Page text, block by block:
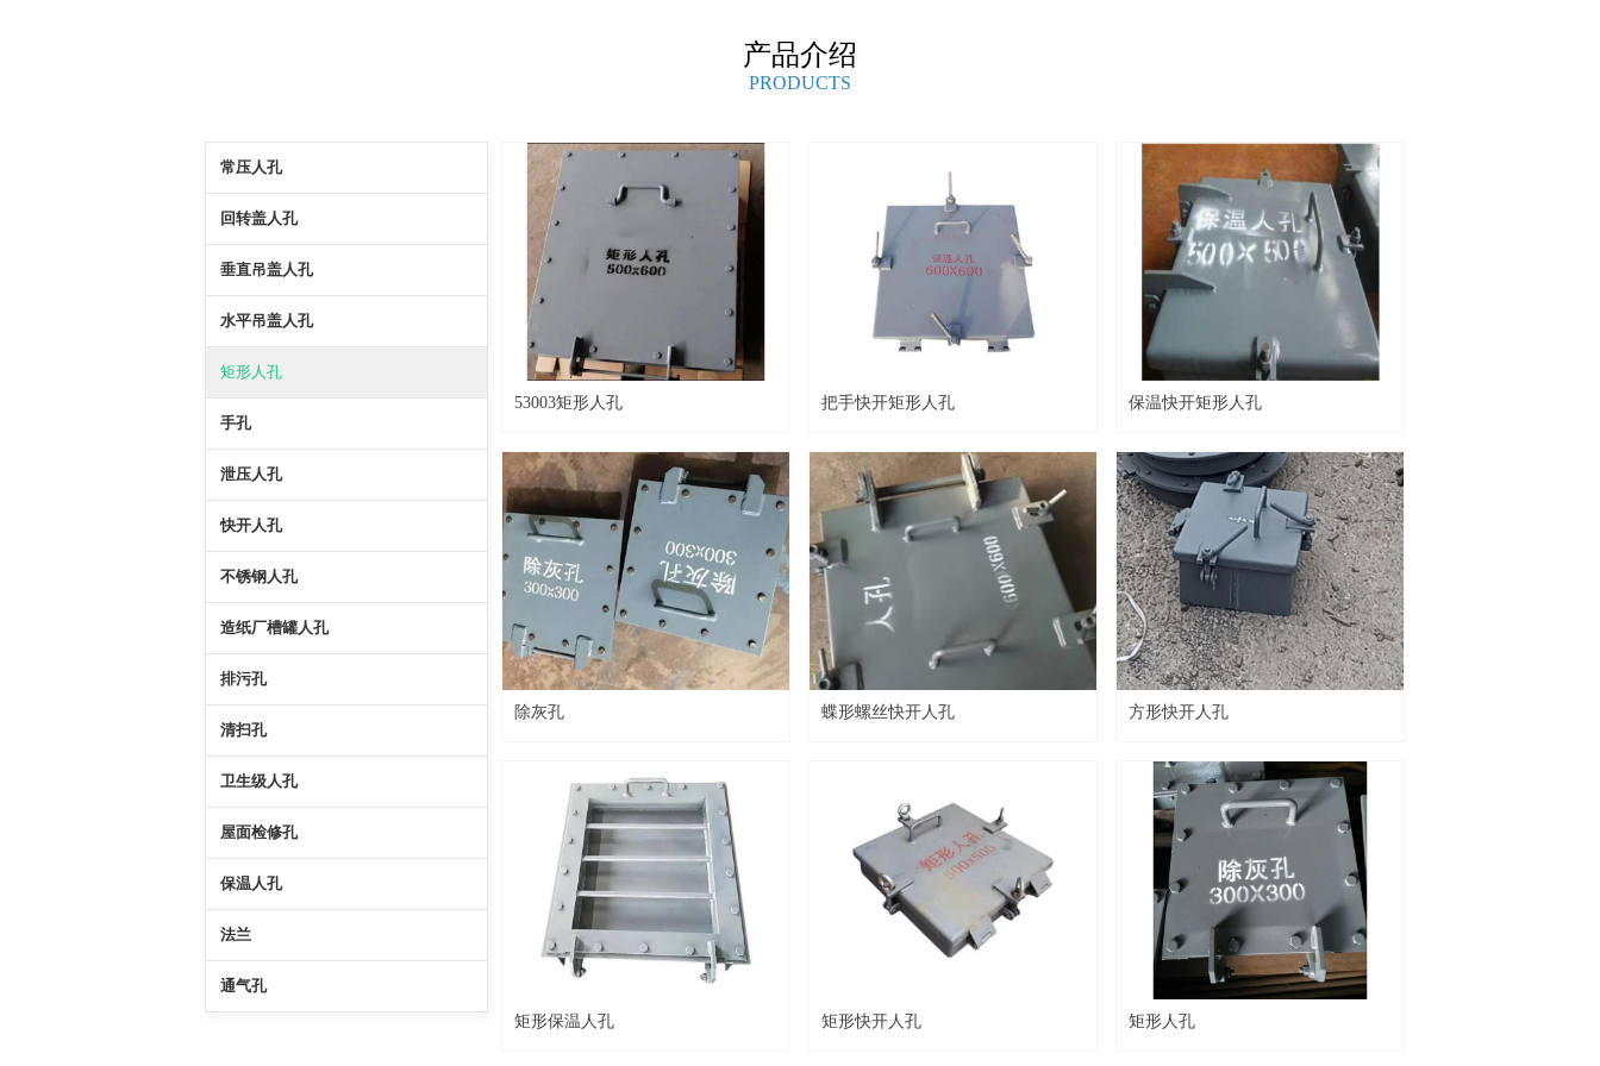
常压人孔
回转盖人孔
垂直吊盖人孔
水平吊盖人孔
矩形人孔
手孔
泄压人孔
快开人孔
不锈钢人孔
造纸厂槽罐人孔
排污孔
清扫孔
卫生级人孔
屋面检修孔
保温人孔
法兰
通气孔
产品介绍
PRODUCTS
53003矩形人孔 把手快开矩形人孔 保温快开矩形人孔
除灰孔 蝶形螺丝快开人孔 方形快开人孔
矩形保温人孔 矩形快开人孔 矩形人孔